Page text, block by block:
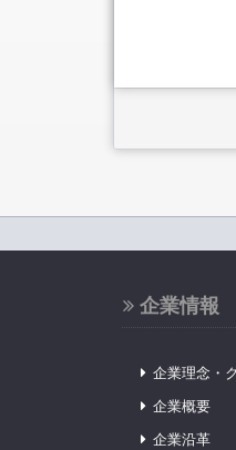
企業情報
企業理念・
企業概要
企業沿革